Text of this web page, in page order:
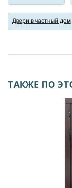
Двери в частный дом
ТАКЖЕ ПО